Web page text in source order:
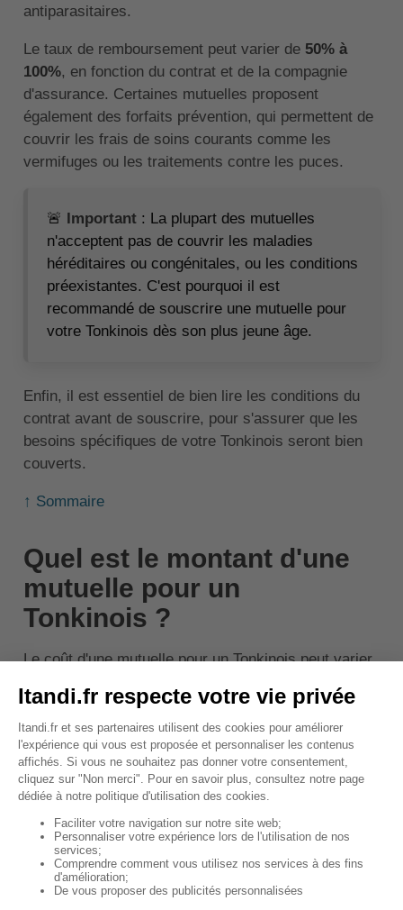
antiparasitaires.
Le taux de remboursement peut varier de 50% à
100%, en fonction du contrat et de la compagnie
d'assurance. Certaines mutuelles proposent
également des forfaits prévention, qui permettent de
couvrir les frais de soins courants comme les
vermifuges ou les traitements contre les puces.
🚨 Important: La plupart des mutuelles
n'acceptent pas de couvrir les maladies
héréditaires ou congénitales, ou les conditions
préexistantes. C'est pourquoi il est
recommandé de souscrire une mutuelle pour
votre Tonkinois dès son plus jeune âge.
Enfin, il est essentiel de bien lire les conditions du
contrat avant de souscrire, pour s'assurer que les
besoins spécifiques de votre Tonkinois seront bien
couverts.
↑ Sommaire
Quel est le montant d'une
mutuelle pour un
Tonkinois ?
Le coût d'une mutuelle pour un Tonkinois peut varier
l'animal, son état de santé, le niveau de couverture
choisi et la compagnie d'assurance.
Généralement le prix de la mutuelle est entre10 et
30 euros par mois pour une couverture de base.
exemple les soins préventifs et les traitements de
maladies chroniques, le coût peut monter jusqu'à 50
euros par mois. Il est donc important de comparer
les offres pour trouver la mutuelle qui correspondra